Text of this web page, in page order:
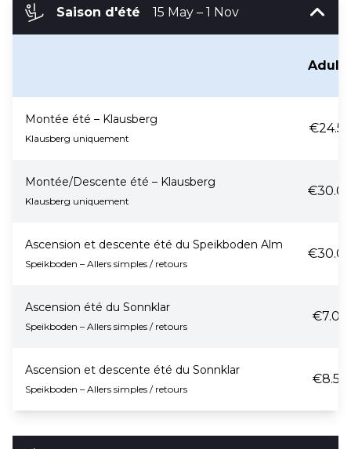
Saison d'été 15 May – 1 Nov
Montée été – Klausberg
Klausberg uniquement
Montée/Descente été – Klausberg
Klausberg uniquement
Ascension et descente été du Speikboden Alm
Speikboden – Allers simples / retours
Ascension été du Sonnklar
Speikboden – Allers simples / retours
€7.00
Ascension et descente été du Sonnklar
Speikboden – Allers simples / retours
€8.50